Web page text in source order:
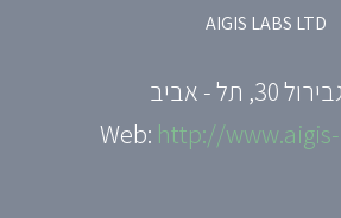
AIGIS LABS LTD
תל - אביב
Web: http://